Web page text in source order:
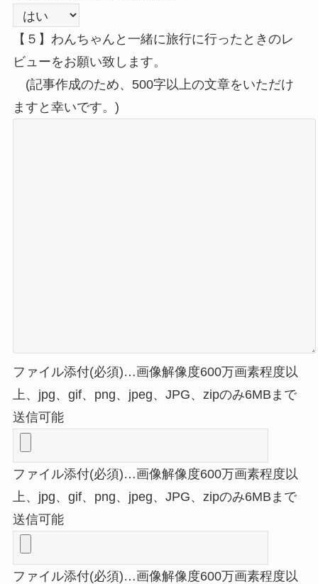
【５】わんちゃんと一緒に旅行に行ったときのレ
ビューをお願い致します。
(記事作成のため、500字以上の文章をいただけ
ますと幸いです。)
ファイル添付(必須)…画像解像度600万画素程度以
上、jpg、gif、png、jpeg、JPG、zipのみ6MBまで
送信可能
ファイル添付(必須)…画像解像度600万画素程度以
上、jpg、gif、png、jpeg、JPG、zipのみ6MBまで
送信可能
ファイル添付(必須)…画像解像度600万画素程度以